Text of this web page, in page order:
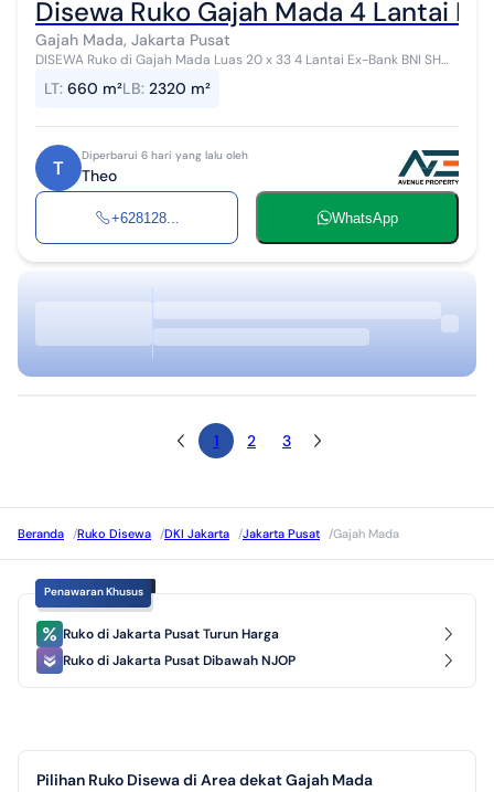
Disewa Ruko Gajah Mada 4 Lantai
Gajah Mada, Jakarta Pusat
DISEWA Ruko di Gajah Mada Luas 20 x 33 4 Lantai Ex-Bank BNI SHM
LT: 660 m²LB: 2320 m²
T
Diperbarui 6 hari yang lalu oleh
Theo
+628128... WhatsApp
1 2 3
Beranda /Ruko Disewa /DKI Jakarta /Jakarta Pusat /Gajah Mada
Penawaran Khusus
Ruko di Jakarta Pusat Turun Harga
Ruko di Jakarta Pusat Dibawah NJOP
Pilihan Ruko Disewa di Area dekat Gajah Mada